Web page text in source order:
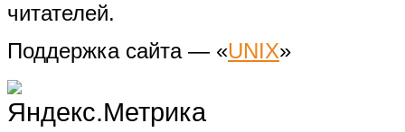
читателей.
Поддержка сайта — «UNIX»